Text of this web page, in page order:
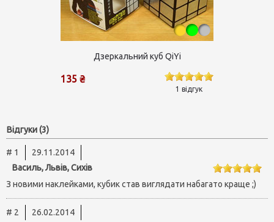
Дзеркальний куб QiYi
135 ₴
1 відгук
Відгуки (3)
# 1
29.11.2014
Василь, Львів, Сихів
З новими наклейками, кубик став виглядати набагато краще ;)
# 2
26.02.2014